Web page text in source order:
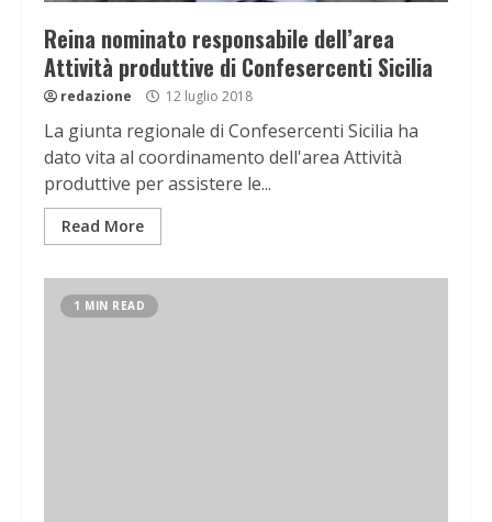
Reina nominato responsabile dell’area
Attività produttive di Confesercenti Sicilia
redazione 12 luglio 2018
La giunta regionale di Confesercenti Sicilia ha
dato vita al coordinamento dell'area Attività
produttive per assistere le...
Read More
1 MIN READ